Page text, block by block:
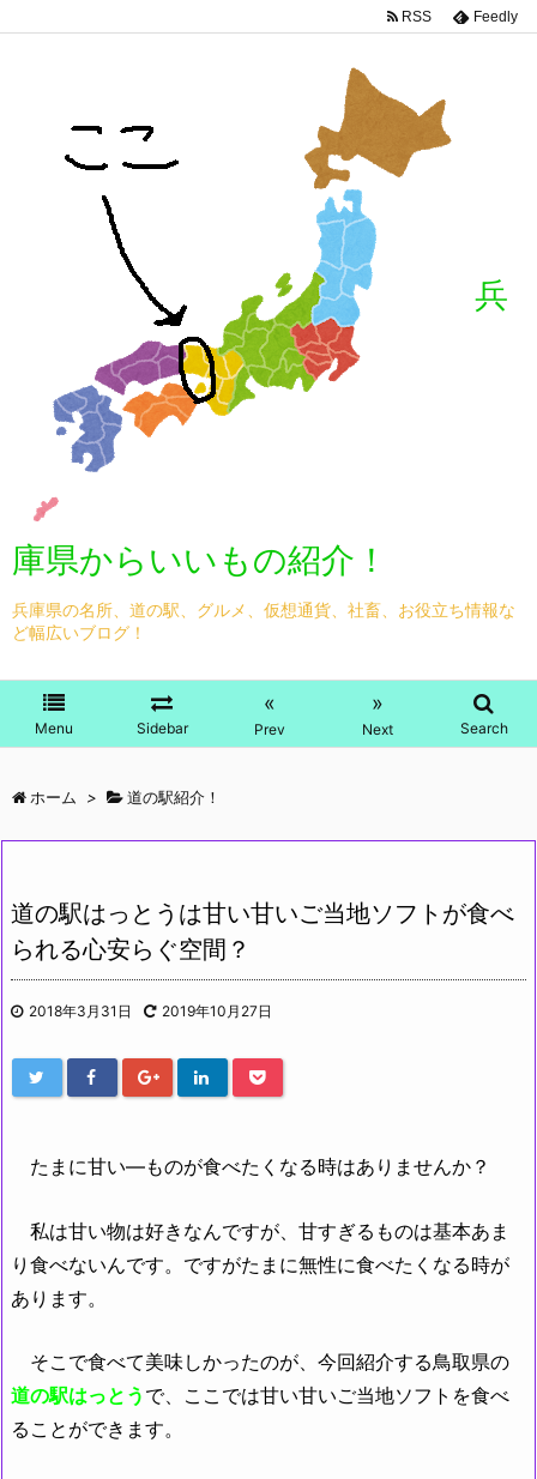
兵
庫県からいいもの紹介！
兵庫県の名所、道の駅、グルメ、仮想通貨、社畜、お役立ち情報な
ど幅広いブログ！
Menu Sidebar
«
Prev
»
Next Search
RSS Feedly
ホーム > 道の駅紹介！
道の駅はっとうは甘い甘いご当地ソフトが食べ
られる心安らぐ空間？
2018年3月31日 2019年10月27日
たまに甘い―ものが食べたくなる時はありませんか？
私は甘い物は好きなんですが、甘すぎるものは基本あま
り食べないんです。ですがたまに無性に食べたくなる時が
あります。
そこで食べて美味しかったのが、今回紹介する鳥取県の
道の駅はっとう で、ここでは甘い甘いご当地ソフトを食べ
ることができます。